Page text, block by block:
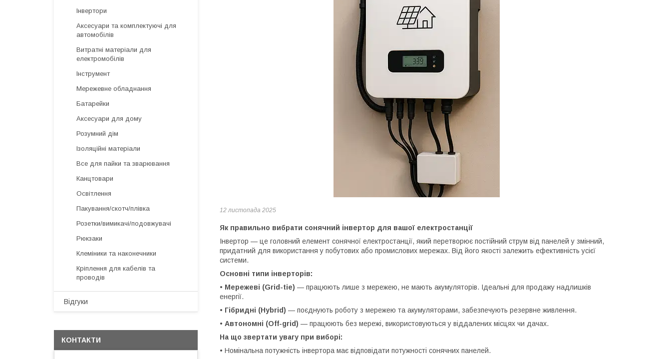
12 листопада 2025
Як правильно вибрати сонячний інвертор для вашої електростанції
Інвертор — це головний елемент сонячної електростанції, який перетворює постійний струм від панелей у змінний,
придатний для використання у побутових або промислових мережах. Від його якості залежить ефективність усієї
системи.
Основні типи інверторів:
• Мережеві (Grid-tie) — працюють лише з мережею, не мають акумуляторів. Ідеальні для продажу надлишків
енергії.
• Гібридні (Hybrid) — поєднують роботу з мережею та акумуляторами, забезпечують резервне живлення.
• Автономні (Off-grid) — працюють без мережі, використовуються у віддалених місцях чи дачах.
На що звертати увагу при виборі:
• Номінальна потужність інвертора має відповідати потужності сонячних панелей.
Інвертори
Аксесуари та комплектуючі для
автомобілів
Витратні матеріали для
електромобілів
Інструмент
Мережевне обладнання
Батарейки
Аксесуари для дому
Розумний дім
Ізоляційні матеріали
Все для пайки та зварювання
Канцтовари
Освітлення
Пакування/скотч/плівка
Розетки/вимикачі/подовжувачі
Рюкзаки
Клеміники та наконечники
Кріплення для кабелів та
проводів
Відгуки
КОНТАКТИ